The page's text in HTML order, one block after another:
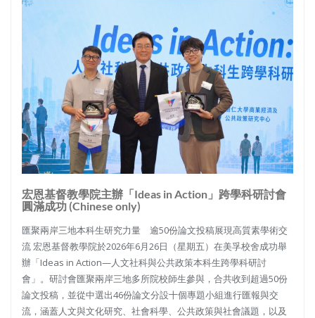
宏恩基督教學院主辦「Ideas in Action」跨學科研討會
圓滿成功 (Chinese only)
匯聚兩岸三地本科生研究力量 逾50份論文投稿展現高質素學術交
流 宏恩基督教學院於2026年6月26日（星期五）在美孚校舍成功舉
辦「Ideas in Action—人文社科與公共政策本科生跨學科研討
會」。研討會匯聚兩岸三地多所院校師生參與，合共收到超過50份
論文投稿，並從中選出46份論文分設十個專題小組進行匯報與交
流，涵蓋人文與文化研究、社會科學、公共政策與社會議題，以及